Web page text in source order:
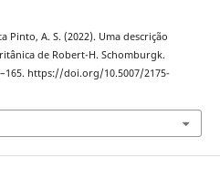
Pinto, A. S. (2022). Uma descrição
de Robert-H. Schomburgk.
https://doi.org/10.5007/2175-